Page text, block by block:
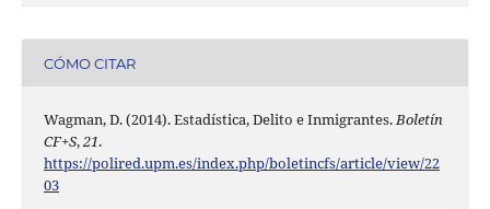
CÓMO CITAR
Wagman, D. (2014). Estadística, Delito e Inmigrantes.Boletín
CF+S,21.
https://polired.upm.es/index.php/boletincfs/article/view/22
03